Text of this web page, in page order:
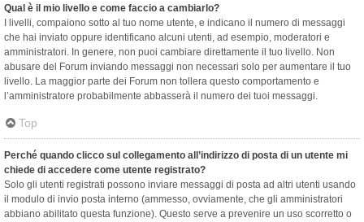
Qual è il mio livello e come faccio a cambiarlo?
I livelli, compaiono sotto al tuo nome utente, e indicano il numero di messaggi
che hai inviato oppure identificano alcuni utenti, ad esempio, moderatori e
amministratori. In genere, non puoi cambiare direttamente il tuo livello. Non
abusare del Forum inviando messaggi non necessari solo per aumentare il tuo
livello. La maggior parte dei Forum non tollera questo comportamento e
l’amministratore probabilmente abbasserà il numero dei tuoi messaggi.
Top
Perché quando clicco sul collegamento all’indirizzo di posta di un utente mi
chiede di accedere come utente registrato?
Solo gli utenti registrati possono inviare messaggi di posta ad altri utenti usando
il modulo di invio posta interno (ammesso, ovviamente, che gli amministratori
abbiano abilitato questa funzione). Questo serve a prevenire un uso scorretto o